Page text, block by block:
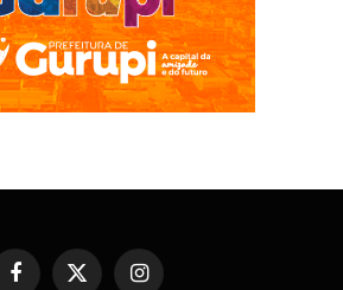
Facebook
X Instagram